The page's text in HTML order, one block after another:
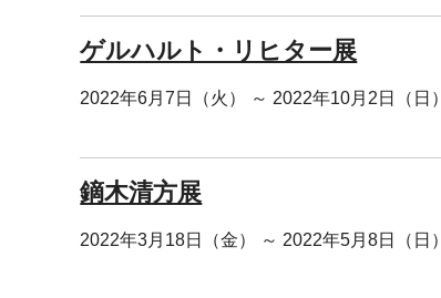
ゲルハルト・リヒター展
2022年6月7日（火） ～ 2022年10月2日（日）
鏑木清方展
2022年3月18日（金） ～ 2022年5月8日（日）